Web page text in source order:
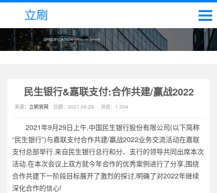
民生银行&嘉联支付:合作共建/赢战2022
来源： 立刷官网 日期： 2021-09-29 浏览： 1,004
2021年9月29日上午,中国民生银行股份有限公司(以下简称
“民生银行”)与嘉联支付合作共建/赢战2022业务交流活动在嘉联
支付总部举行.来自民生银行总行和分、支行的领导共同出席本次
活动.在本次会议上双方就今年合作的优秀案例进行了分享,围绕
合作共建下一阶段目标展开了激烈的探讨,明确了对2022年继续
深化合作的信心!